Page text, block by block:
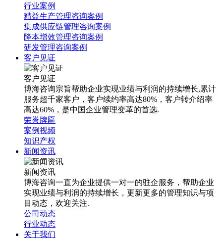
行业案例
精益生产管理咨询案例
集成供应链管理咨询案例
降本增效管理咨询案例
研发管理咨询案例
客户见证
客户见证
博海咨询宗旨帮助企业实现业绩与利润的持续增长,累计
服务超千家客户，客户续约率高达80%，客户转介绍率
高达60%，是中国企业管理变革的首选.
荣誉牌匾
案例视频
知识产权
新闻资讯
新闻资讯
博海咨询一直为企业提供一对一的驻企服务，帮助企业
实现业绩与利润的持续增长，更新更多的管理知识与项
目动态，欢迎关注.
公司动态
行业动态
关于我们